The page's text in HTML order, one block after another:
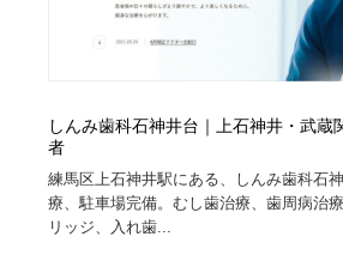
しんみ歯科石神井台｜上石神井・武蔵
者
練馬区上石神井駅にある、しんみ歯科石
療、駐車場完備。むし歯治療、歯周病治
リッジ、入れ歯...